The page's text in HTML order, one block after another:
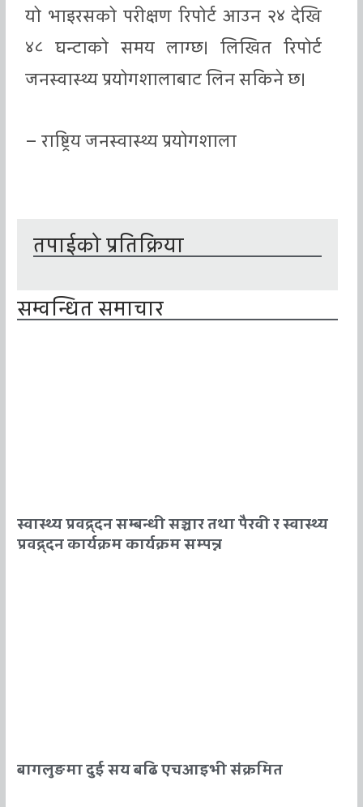
यो भाइरसको परीक्षण रिपोर्ट आउन २४ देखि
४८ घन्टाको समय लाग्छ। लिखित रिपोर्ट
जनस्वास्थ्य प्रयोगशालाबाट लिन सकिने छ।
– राष्ट्रिय जनस्वास्थ्य प्रयोगशाला
तपाईको प्रतिक्रिया
सम्वन्धित समाचार
स्वास्थ्य प्रवद्र्दन सम्बन्धी सञ्चार तथा पैरवी र स्वास्थ्य
प्रवद्र्दन कार्यक्रम कार्यक्रम सम्पन्न
बागलुङमा दुई सय बढि एचआइभी संक्रमित